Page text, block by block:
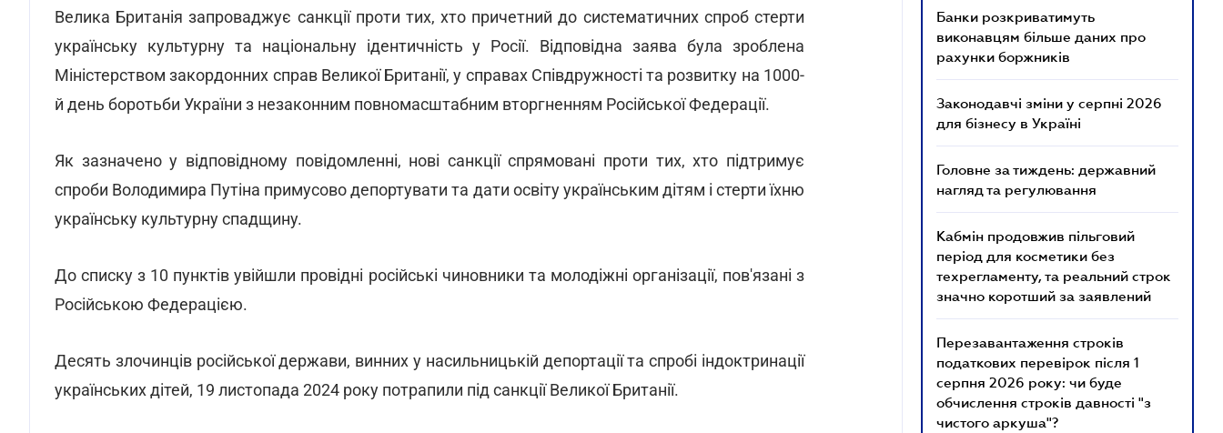
Велика Британія запроваджує санкції проти тих, хто причетний до систематичних спроб стерти
українську культурну та національну ідентичність у Росії. Відповідна заява була зроблена
Міністерством закордонних справ Великої Британії, у справах Співдружності та розвитку на 1000-
й день боротьби України з незаконним повномасштабним вторгненням Російської Федерації.
Як зазначено у відповідному повідомленні, нові санкції спрямовані проти тих, хто підтримує
спроби Володимира Путіна примусово депортувати та дати освіту українським дітям і стерти їхню
українську культурну спадщину.
До списку з 10 пунктів увійшли провідні російські чиновники та молодіжні організації, пов'язані з
Російською Федерацією.
Десять злочинців російської держави, винних у насильницькій депортації та спробі індоктринації
українських дітей, 19 листопада 2024 року потрапили під санкції Великої Британії.
Банки розкриватимуть
виконавцям більше даних про
рахунки боржників
Законодавчі зміни у серпні 2026
для бізнесу в Україні
Головне за тиждень: державний
нагляд та регулювання
Кабмін продовжив пільговий
період для косметики без
техрегламенту, та реальний строк
значно коротший за заявлений
Перезавантаження строків
податкових перевірок після 1
серпня 2026 року: чи буде
обчислення строків давності "з
чистого аркуша"?